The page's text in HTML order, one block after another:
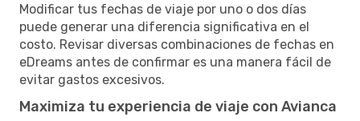
Modificar tus fechas de viaje por uno o dos días
puede generar una diferencia significativa en el
costo. Revisar diversas combinaciones de fechas en
eDreams antes de confirmar es una manera fácil de
evitar gastos excesivos.
Maximiza tu experiencia de viaje con Avianca